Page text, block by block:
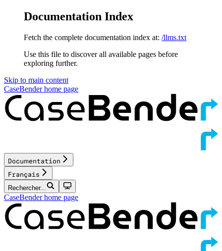
Documentation Index
Fetch the complete documentation index at: /llms.txt
Use this file to discover all available pages before
exploring further.
Skip to main content
CaseBenderhome page
Documentation
Français
Rechercher...
CaseBenderhome page